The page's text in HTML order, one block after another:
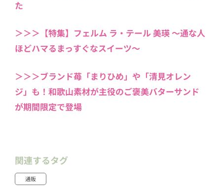
た
＞＞＞【特集】フェルム ラ・テール 美瑛 〜通な人
ほどハマるまっすぐなスイーツ〜
＞＞＞ブランド苺「まりひめ」や「清見オレン
ジ」も！和歌山素材が主役のご褒美バターサンド
が期間限定で登場
関連するタグ
通販